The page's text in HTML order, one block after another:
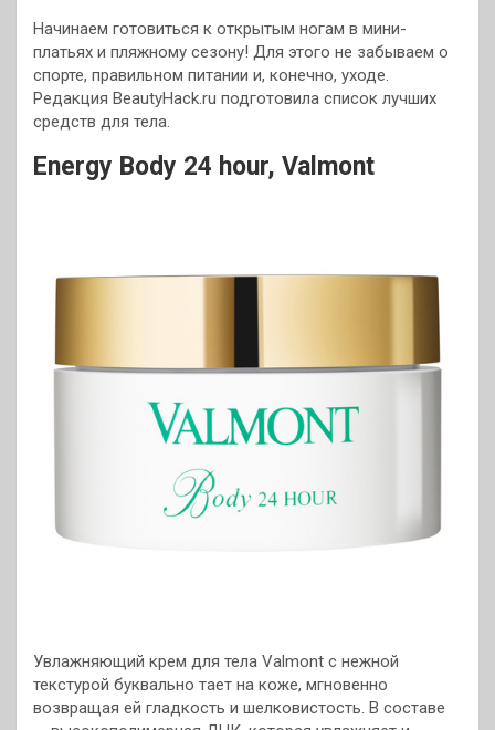
Начинаем готовиться к открытым ногам в мини-
платьях и пляжному сезону! Для этого не забываем о
спорте, правильном питании и, конечно, уходе.
Редакция BeautyHack.ru подготовила список лучших
средств для тела.
Energy Body 24 hour, Valmont
Увлажняющий крем для тела Valmont с нежной
текстурой буквально тает на коже, мгновенно
возвращая ей гладкость и шелковистость. В составе